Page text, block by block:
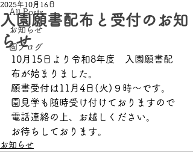
All Posts
お知らせ
園ブログ
入園願書配布と受付のお知
らせ
2025年10月16日
10月15日より令和8年度　入園願書配
布が始まりました。
願書受付は11月4日(火)９時～です。
園見学も随時受け付けておりますので
電話連絡の上、お越しください。
お待ちしております。
お知らせ